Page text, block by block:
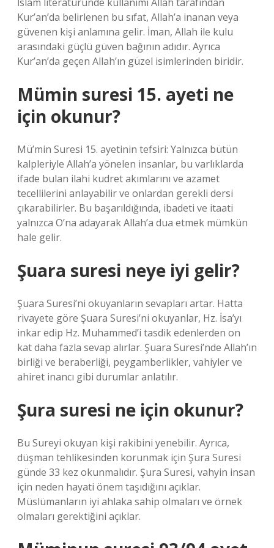
Kur’an’da belirlenen bu sıfat, Allah’a inanan veya
güvenen kişi anlamına gelir. İman, Allah ile kulu
arasındaki güçlü güven bağının adıdır. Ayrıca
Kur’an’da geçen Allah’ın güzel isimlerinden biridir.
Mümin suresi 15. ayeti ne
için okunur?
Mü’min Suresi 15. ayetinin tefsiri: Yalnızca bütün
kalpleriyle Allah’a yönelen insanlar, bu varlıklarda
ifade bulan ilahi kudret akımlarını ve azamet
tecellilerini anlayabilir ve onlardan gerekli dersi
çıkarabilirler. Bu başarıldığında, ibadeti ve itaati
yalnızca O’na adayarak Allah’a dua etmek mümkün
hale gelir.
Şuara suresi neye iyi gelir?
Şuara Suresi’ni okuyanların sevapları artar. Hatta
rivayete göre Şuara Suresi’ni okuyanlar, Hz. İsa’yı
inkar edip Hz. Muhammed’i tasdik edenlerden on
kat daha fazla sevap alırlar. Şuara Suresi’nde Allah’ın
birliği ve beraberliği, peygamberlikler, vahiyler ve
ahiret inancı gibi durumlar anlatılır.
Şura suresi ne için okunur?
Bu Sureyi okuyan kişi rakibini yenebilir. Ayrıca,
düşman tehlikesinden korunmak için Şura Suresi
günde 33 kez okunmalıdır. Şura Suresi, vahyin insan
için neden hayati önem taşıdığını açıklar.
Müslümanların iyi ahlaka sahip olmaları ve örnek
olmaları gerektiğini açıklar.